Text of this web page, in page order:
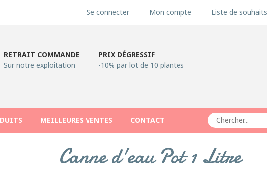
Se connecter Mon compte Liste de souhaits
RETRAIT COMMANDE
Sur notre exploitation
PRIX DÉGRESSIF
-10% par lot de 10 plantes
MEILLEURES VENTES CONTACT
Canne d'eau Pot 1 Litre